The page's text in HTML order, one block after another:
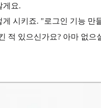
게요.
시키죠. "로그인 기능
적 있으신가요? 아마 없